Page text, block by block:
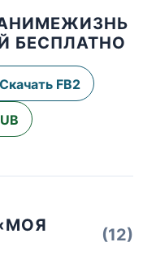
БЕСПЛАТНО
Скачать FB2
(12)